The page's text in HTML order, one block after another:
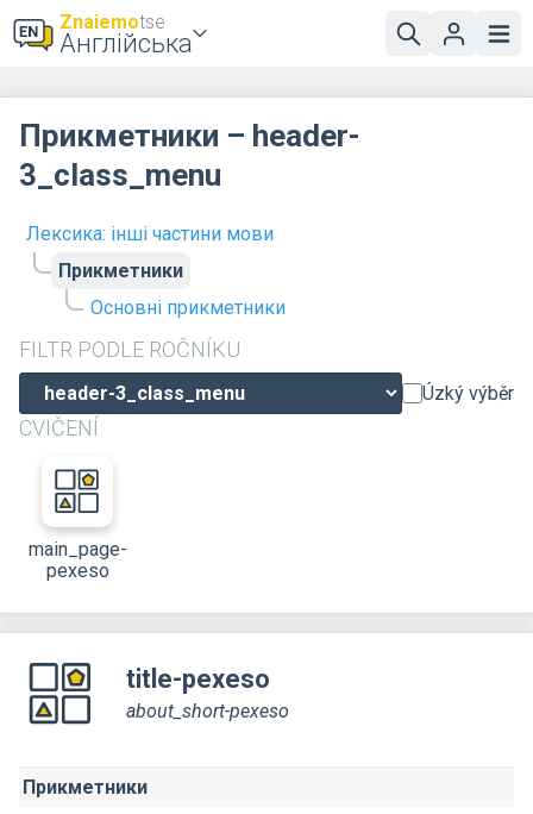
Znaiemotse
Англійська
Лексика: інші частини мови
Прикметники
Основні прикметники
FILTR PODLE ROČNÍKU
Úzký výběr
CVIČENÍ
main_page-
pexeso
Прикметники – header-
3_class_menu
title-pexeso
about_short-pexeso
Прикметники